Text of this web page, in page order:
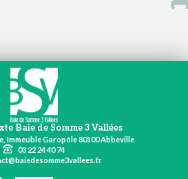
Baie de Somme 3 Vallées
Immeuble Garopôle 80100 Abbeville
03 22 24 40 74